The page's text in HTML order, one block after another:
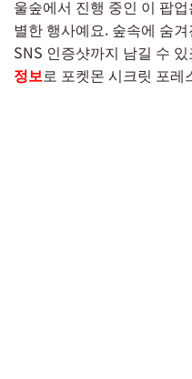
울숲에서 진행 중인 이 팝
별한 행사예요. 숲속에 숨
SNS 인증샷까지 남길 수
정보로 포켓몬 시크릿 포